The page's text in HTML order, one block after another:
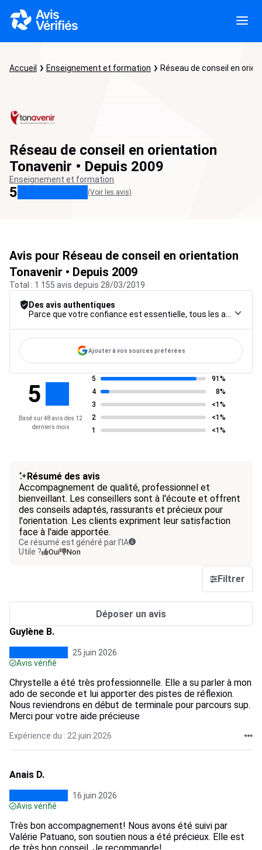
Accueil Enseignement et formation Réseau de conseil en
Réseau de conseil en orientation
Tonavenir • Depuis 2009
Enseignement et formation
5 (Voir les avis)
Avis pour Réseau de conseil en orientation
Tonavenir • Depuis 2009
Total : 1 155 avis depuis 28/03/2019
Des avis authentiques
Ajouter à vos sources préférées
5
Basé sur 48 avis des 12
derniers mois
5
91%
4
8%
3
<1%
2
<1%
1
<1%
Résumé des avis
Accompagnement de qualité, professionnel et
bienveillant. Les conseillers sont à l'écoute et offrent
des conseils adaptés, rassurants et précieux pour
l'orientation. Les clients expriment leur satisfaction
face à l'aide apportée.
Ce résumé est généré par l’IA
Utile ?
Oui Non
Filtrer
Déposer un avis
Guylène B.
25 juin 2026
Avis vérifié
Chrystelle a été très professionnelle. Elle a su parler à mon
ado de seconde et lui apporter des pistes de réflexion.
Nous reviendrons en début de terminale pour parcours sup.
Merci pour votre aide précieuse
Expérience du : 22 juin 2026
Anais D.
16 juin 2026
Avis vérifié
Très bon accompagnement! Nous avons été suivi par
Valérie Patuano, son soutien nous a été précieux. Elle est